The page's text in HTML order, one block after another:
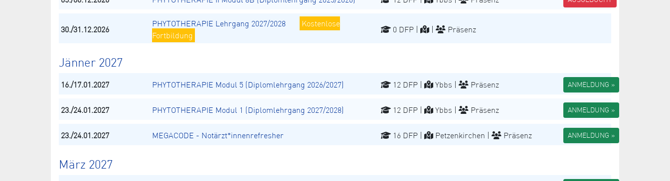
30./31.12.2026
PHYTOTHERAPIE Lehrgang 2027/2028
Kostenlose
Fortbildung
0 DFP | | Präsenz
Jänner 2027
16./17.01.2027 PHYTOTHERAPIE Modul 5 (Diplomlehrgang 2026/2027) 12 DFP | Ybbs | Präsenz ANMELDUNG »
23./24.01.2027 PHYTOTHERAPIE Modul 1 (Diplomlehrgang 2027/2028) 12 DFP | Ybbs | Präsenz ANMELDUNG »
23./24.01.2027 MEGACODE - Notärzt*innenrefresher 16 DFP | Petzenkirchen | Präsenz ANMELDUNG »
März 2027